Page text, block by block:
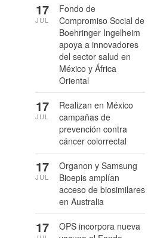
Fondo de
Compromiso Social de
Boehringer Ingelheim
apoya a innovadores
del sector salud en
México y África
Oriental
17
JUL
Realizan en México
campañas de
prevención contra
cáncer colorrectal
17
JUL
Organon y Samsung
Bioepis amplían
acceso de biosimilares
en Australia
17
JUL
OPS incorpora nueva
17